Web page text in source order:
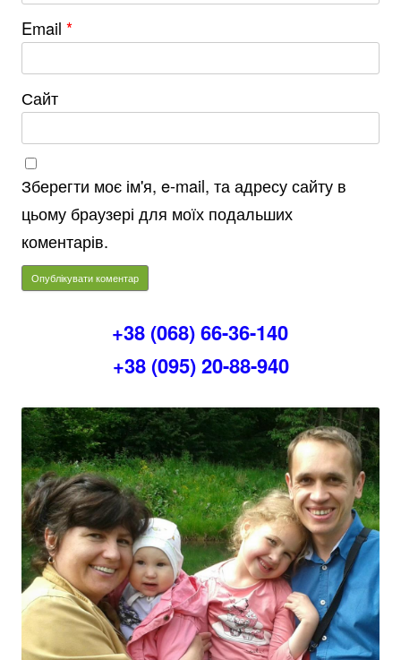
Email *
Сайт
Зберегти моє ім'я, e-mail, та адресу сайту в
цьому браузері для моїх подальших
коментарів.
+38 (068) 66-36-140
+38 (095) 20-88-940